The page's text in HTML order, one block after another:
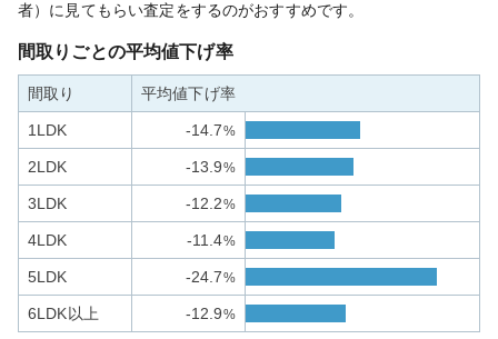
者）に見てもらい査定をするのがおすすめです。
間取りごとの平均値下げ率
間取り 平均値下げ率
1LDK -14.7%
2LDK -13.9%
3LDK -12.2%
4LDK -11.4%
5LDK -24.7%
6LDK以上 -12.9%